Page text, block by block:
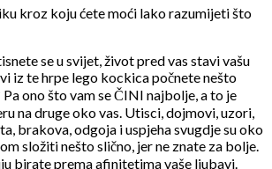
kroz koju ćete moći lako razumijeti što
se u svijet, život pred vas stavi vašu
iz te hrpe lego kockica počnete nešto
ono što vam se ČINI najbolje, a to je
na druge oko vas. Utisci, dojmovi, uzori,
brakova, odgoja i uspjeha svugdje su oko
složiti nešto slično, jer ne znate za bolje.
birate prema afinitetima vaše ljubavi.